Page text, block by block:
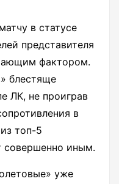
в статусе
представителя
фактором.
блестяще
ЛК, не проиграв
в
топ-5
совершенно иным.
уже